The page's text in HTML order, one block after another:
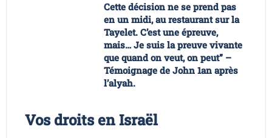
Cette décision ne se prend pas
en un midi, au restaurant sur la
Tayelet. C’est une épreuve,
mais… Je suis la preuve vivante
que quand on veut, on peut” –
Témoignage de John 1an après
l’alyah.
Vos droits en Israël